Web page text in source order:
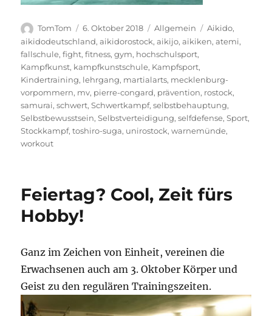
Autor
TomTom
Veröffentlicht
am
6. Oktober 2018 Kategorien
Allgemein Schlagwörter
Aikido,
aikidodeutschland,aikidorostock,aikijo,aikiken,atemi,
fallschule,fight,fitness,gym, hochschulsport,
Kampfkunst, kampfkunstschule, Kampfsport,
Kindertraining, lehrgang, martialarts, mecklenburg-
vorpommern, mv, pierre-congard, prävention, rostock,
samurai,schwert,Schwertkampf,selbstbehauptung,
Selbstbewusstsein,Selbstverteidigung,selfdefense,Sport,
Stockkampf,toshiro-suga, unirostock,warnemünde,
workout
Feiertag? Cool, Zeit fürs
Hobby!
Ganz im Zeichen von Einheit, vereinen die
Erwachsenen auch am 3. Oktober Körper und
Geist zu den regulären Trainingszeiten.